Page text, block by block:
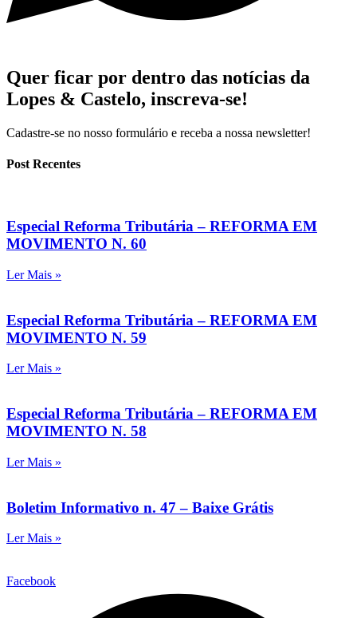
Quer ficar por dentro das notícias da
Lopes & Castelo, inscreva-se!
Cadastre-se no nosso formulário e receba a nossa newsletter!
Post Recentes
Especial Reforma Tributária – REFORMA EM
MOVIMENTO N. 60
Ler Mais »
Especial Reforma Tributária – REFORMA EM
MOVIMENTO N. 59
Ler Mais »
Especial Reforma Tributária – REFORMA EM
MOVIMENTO N. 58
Ler Mais »
Boletim Informativo n. 47 – Baixe Grátis
Ler Mais »
Facebook